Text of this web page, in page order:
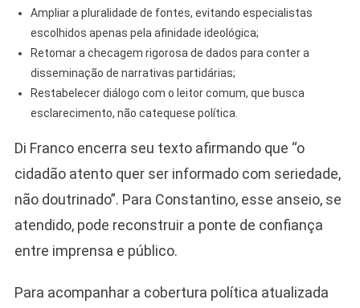
Ampliar a pluralidade de fontes, evitando especialistas
escolhidos apenas pela afinidade ideológica;
Retomar a checagem rigorosa de dados para conter a
disseminação de narrativas partidárias;
Restabelecer diálogo com o leitor comum, que busca
esclarecimento, não catequese política.
Di Franco encerra seu texto afirmando que “o
cidadão atento quer ser informado com seriedade,
não doutrinado”. Para Constantino, esse anseio, se
atendido, pode reconstruir a ponte de confiança
entre imprensa e público.
Para acompanhar a cobertura política atualizada